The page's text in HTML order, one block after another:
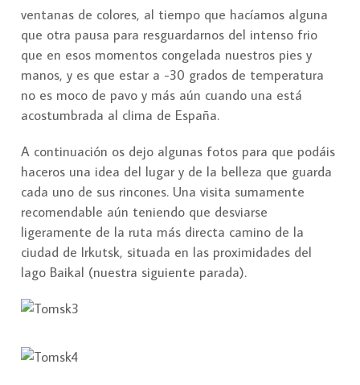
ventanas de colores, al tiempo que hacíamos alguna
que otra pausa para resguardarnos del intenso frio
que en esos momentos congelada nuestros pies y
manos, y es que estar a -30 grados de temperatura
no es moco de pavo y más aún cuando una está
acostumbrada al clima de España.
A continuación os dejo algunas fotos para que podáis
haceros una idea del lugar y de la belleza que guarda
cada uno de sus rincones. Una visita sumamente
recomendable aún teniendo que desviarse
ligeramente de la ruta más directa camino de la
ciudad de Irkutsk, situada en las proximidades del
lago Baikal (nuestra siguiente parada).